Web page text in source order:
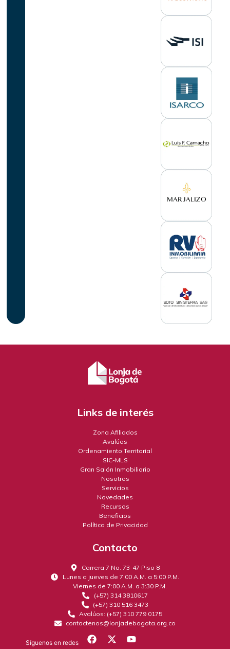
Links de interés
Zona Afiliados
Avalúos
Ordenamiento Territorial
SIC-MLS
Gran Salón Inmobiliario
Nosotros
Servicios
Novedades
Recursos
Beneficios
Política de Privacidad
Contacto
Carrera 7 No. 73-47 Piso 8
Lunes a jueves de 7:00 A.M. a 5:00 P.M.
Viernes de 7:00 A.M. a 3:30 P.M.
(+57) 314 3810617
(+57) 310 516 3473
Avalúos: (+57) 310 779 0175
contactenos@lonjadebogota.org.co
Síguenos en redes